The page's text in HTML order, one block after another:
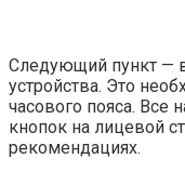
Следующий пункт —
устройства. Это
часового пояса. Все
кнопок на лицевой
рекомендациях.